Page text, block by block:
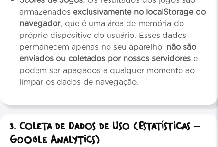
armazenados exclusivamente no localStorage do
navegador, que é uma área de memória do
próprio dispositivo do usuário. Esses dados
permanecem apenas no seu aparelho, não são
enviados ou coletados por nossos servidores e
podem ser apagados a qualquer momento ao
limpar os dados de navegação.
3. Coleta de Dados de Uso (Estatísticas –
Google Analytics)